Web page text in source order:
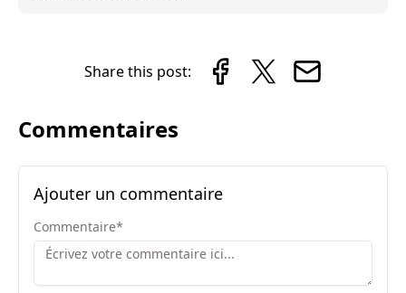
Share this post:
Commentaires
Ajouter un commentaire
Commentaire*